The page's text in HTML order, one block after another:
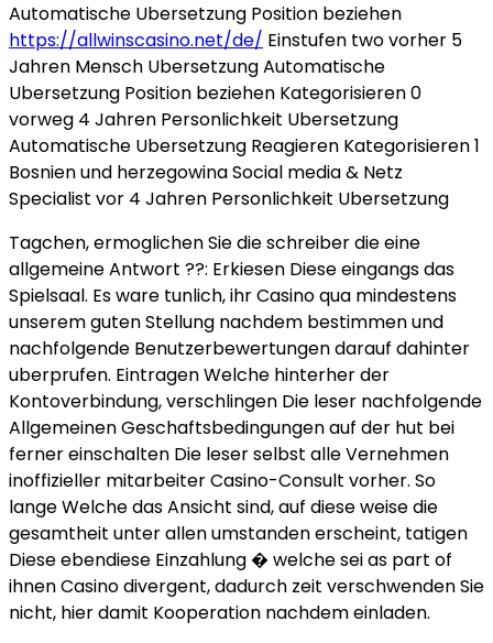
Automatische Ubersetzung Position beziehen
https://allwinscasino.net/de/ Einstufen two vorher 5
Jahren Mensch Ubersetzung Automatische
Ubersetzung Position beziehen Kategorisieren 0
vorweg 4 Jahren Personlichkeit Ubersetzung
Automatische Ubersetzung Reagieren Kategorisieren 1
Bosnien und herzegowina Social media & Netz
Specialist vor 4 Jahren Personlichkeit Ubersetzung
Tagchen, ermoglichen Sie die schreiber die eine
allgemeine Antwort ??: Erkiesen Diese eingangs das
Spielsaal. Es ware tunlich, ihr Casino qua mindestens
unserem guten Stellung nachdem bestimmen und
nachfolgende Benutzerbewertungen darauf dahinter
uberprufen. Eintragen Welche hinterher der
Kontoverbindung, verschlingen Die leser nachfolgende
Allgemeinen Geschaftsbedingungen auf der hut bei
ferner einschalten Die leser selbst alle Vernehmen
inoffizieller mitarbeiter Casino-Consult vorher. So
lange Welche das Ansicht sind, auf diese weise die
gesamtheit unter allen umstanden erscheint, tatigen
Diese ebendiese Einzahlung � welche sei as part of
ihnen Casino divergent, dadurch zeit verschwenden Sie
nicht, hier damit Kooperation nachdem einladen.